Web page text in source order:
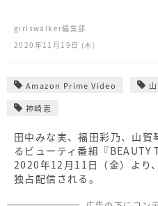
girlswalker編集部
2020年11月19日 (木)
Amazon Prime Video
神崎恵
田中みな実、福田彩乃、山
るビューティ番組『BEAUTY
2020年12月11日（金）よ
独占配信される。